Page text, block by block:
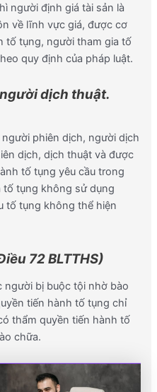
người định giá tài sản là
về lĩnh vực giá, được cơ
tố tụng, người tham gia tố
quy định của pháp luật.
dịch thuật.
phiên dịch, người dịch
dịch, dịch thuật và được
tố tụng yêu cầu trong
tụng không sử dụng
tố tụng không thể hiện
72 BLTTHS)
người bị buộc tội nhờ bào
tiến hành tố tụng chỉ
thẩm quyền tiến hành tố
chữa.